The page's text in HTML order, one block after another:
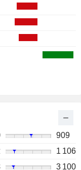
909
1 106
3 100